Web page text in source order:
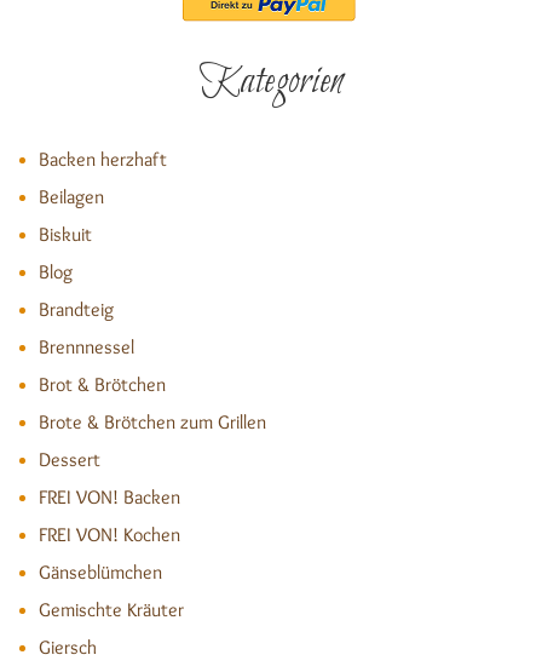
Kategorien
Backen herzhaft
Beilagen
Biskuit
Blog
Brandteig
Brennnessel
Brot & Brötchen
Brote & Brötchen zum Grillen
Dessert
FREI VON! Backen
FREI VON! Kochen
Gänseblümchen
Gemischte Kräuter
Giersch